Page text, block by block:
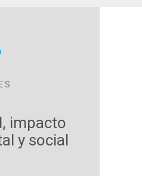
impacto
y social